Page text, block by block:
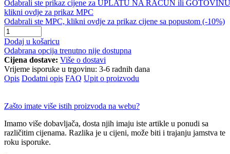
Odabrali ste prikaz cijene za UPLATU NA RAČUN ili
klikni ovdje za prikaz MPC
Odabrali ste MPC, klikni ovdje za prikaz cijene sa popustom (-10%)
Dodaj u košaricu
Odabrana opcija trenutno nije dostupna
Cijena dostave: Više o dostavi
Vrijeme isporuke u trgovinu: 3-6 radnih dana
Opis Dodatni opis FAQ Upit o proizvodu
Zašto imate više istih proizvoda na webu?
Imamo više dobavljača, dosta njih imaju iste artikle u ponudi sa
različitim cijenama. Razlika je u cijeni, može biti i trajanju jamstva te
roku isporuke.